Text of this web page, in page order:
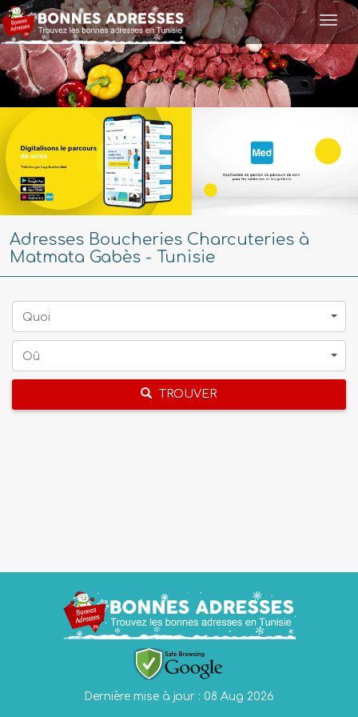
Adresses Boucheries Charcuteries à
Matmata Gabès - Tunisie
Quoi
Oû
TROUVER
Dernière mise à jour : 08 Aug 2026